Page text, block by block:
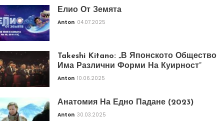
Елио От Земята
Anton 04.07.2025
Takeshi Kitano: „В Японското Общество
Има Различни Форми На Куирност“
Anton 10.06.2025
Анатомия На Едно Падане (2023)
Anton 30.03.2025